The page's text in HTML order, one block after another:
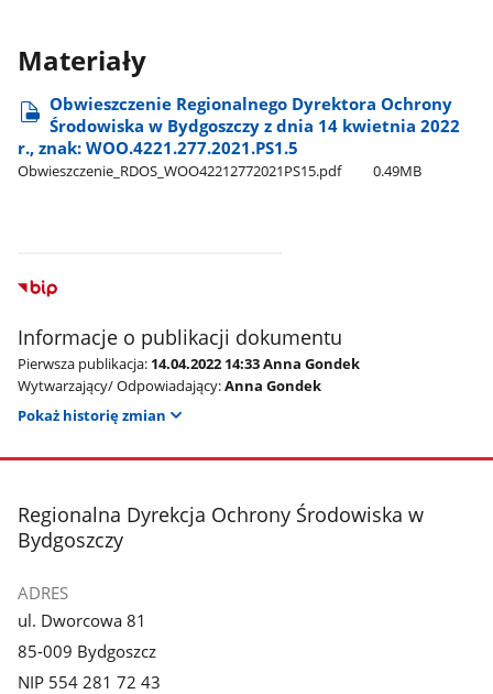
Materiały
Obwieszczenie Regionalnego Dyrektora Ochrony
Środowiska w Bydgoszczy z dnia 14 kwietnia 2022
r., znak: WOO.4221.277.2021.PS1.5
Obwieszczenie​_RDOS​_WOO42212772021PS15.pdf 0.49MB
Informacje o publikacji dokumentu
Pierwsza publikacja: 14.04.2022 14:33 Anna Gondek
Wytwarzający/ Odpowiadający:Anna Gondek
Pokaż historię zmian
stopka
Regionalna Dyrekcja Ochrony Środowiska w
Bydgoszczy
ADRES
ul. Dworcowa 81
85-009 Bydgoszcz
NIP 554 281 72 43